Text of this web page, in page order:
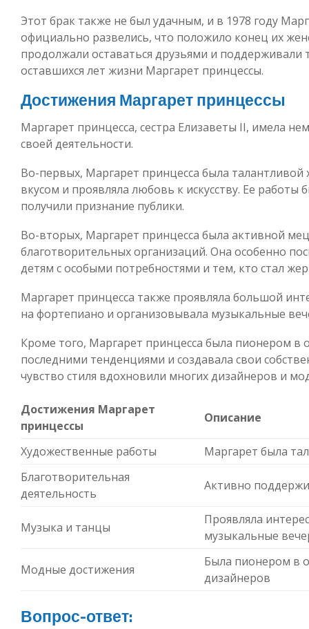
Этот брак также не был удачным, и в 1978 году
официально развелись, что положило конец их
продолжали оставаться друзьями и
оставшихся лет жизни Маргарет принцессы.
Достижения Маргарет принцессы
Маргарет принцесса, сестра Елизаветы II, имела
своей деятельности.
Во-первых, Маргарет принцесса была
вкусом и проявляла любовь к искусству. Ее
получили признание публики.
Во-вторых, Маргарет принцесса была активной
благотворительных организаций. Она особенно
детям с особыми потребностями и тем, кто стал
Маргарет принцесса также проявляла большой
на фортепиано и организовывала музыкальные
Кроме того, Маргарет принцесса была пионером в
последними тенденциями и создавала свои
чувство стиля вдохновили многих дизайнеров и
Достижения Маргарет
принцессы
Описание
Художественные работы
Маргарет была
Благотворительная
деятельность
Активно
Музыка и танцы
Проявляла
музыкальные
Модные достижения
Была пионером в
дизайнеров
Вопрос-ответ: